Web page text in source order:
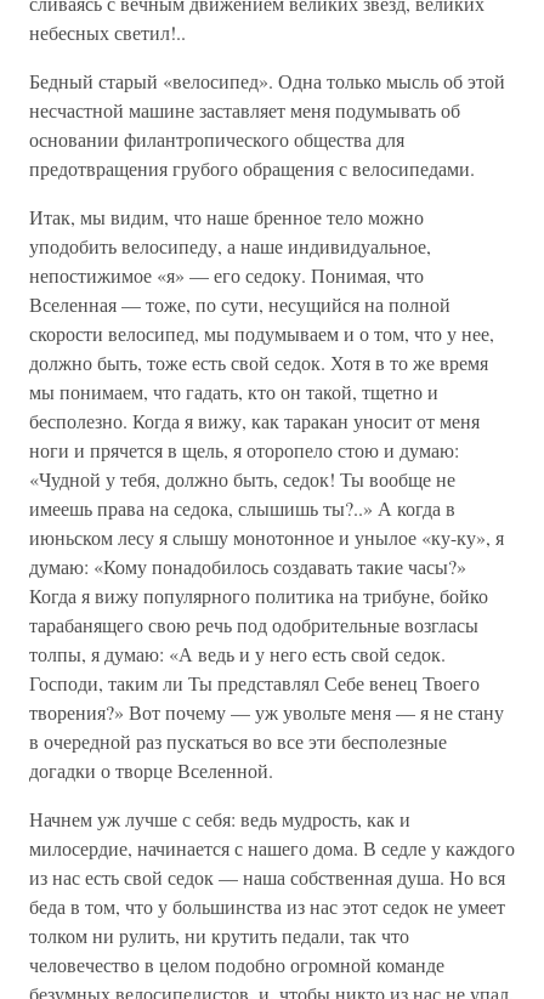
небесных светил!..
Бедный старый «велосипед». Одна только мысль об этой
несчастной машине заставляет меня подумывать об
основании филантропического общества для
предотвращения грубого обращения с велосипедами.
Итак, мы видим, что наше бренное тело можно
уподобить велосипеду, а наше индивидуальное,
непостижимое «я» — его седоку. Понимая, что
Вселенная — тоже, по сути, несущийся на полной
скорости велосипед, мы подумываем и о том, что у нее,
должно быть, тоже есть свой седок. Хотя в то же время
мы понимаем, что гадать, кто он такой, тщетно и
бесполезно. Когда я вижу, как таракан уносит от меня
ноги и прячется в щель, я оторопело стою и думаю:
«Чудной у тебя, должно быть, седок! Ты вообще не
имеешь права на седока, слышишь ты?..» А когда в
июньском лесу я слышу монотонное и унылое «ку-ку», я
думаю: «Кому понадобилось создавать такие часы?»
Когда я вижу популярного политика на трибуне, бойко
тарабанящего свою речь под одобрительные возгласы
толпы, я думаю: «А ведь и у него есть свой седок.
Господи, таким ли Ты представлял Себе венец Твоего
творения?» Вот почему — уж увольте меня — я не стану
в очередной раз пускаться во все эти бесполезные
догадки о творце Вселенной.
Начнем уж лучше с себя: ведь мудрость, как и
милосердие, начинается с нашего дома. В седле у каждого
из нас есть свой седок — наша собственная душа. Но вся
беда в том, что у большинства из нас этот седок не умеет
толком ни рулить, ни крутить педали, так что
человечество в целом подобно огромной команде
безумных велосипедистов, и, чтобы никто из нас не упал,